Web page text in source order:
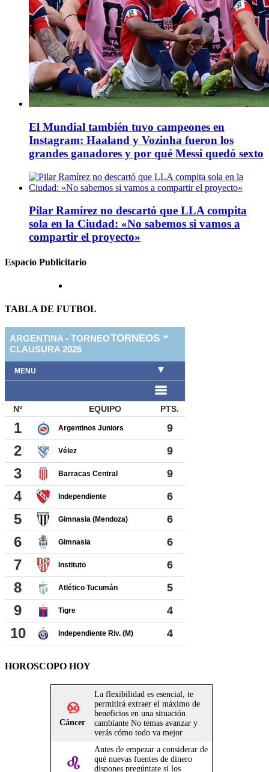
El Mundial también tuvo campeones en
Instagram: Haaland y Vozinha fueron los
grandes ganadores y por qué Messi quedó sexto
Pilar Ramírez no descartó que LLA compita
sola en la Ciudad: «No sabemos si vamos a
compartir el proyecto»
Espacio Publicitario
TABLA DE FUTBOL
HOROSCOPO HOY